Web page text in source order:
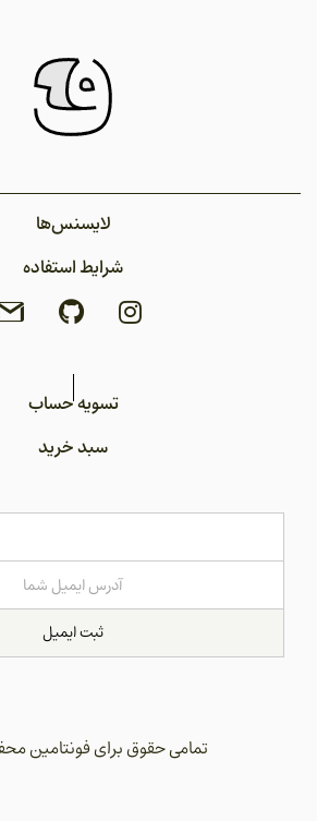
لایسنس‌ها
شرایط استفاده
تسویه حساب
سبد خرید
ثبت ایمیل
تمامی حقوق برای فونتامین